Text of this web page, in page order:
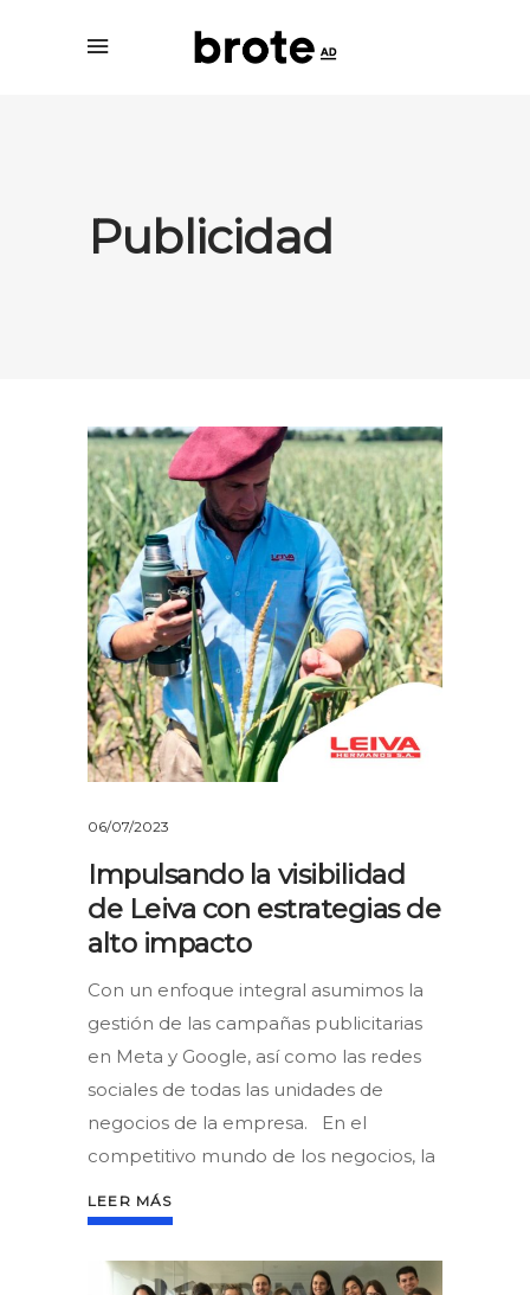
Publicidad
06/07/2023
Impulsando la visibilidad
de Leiva con estrategias de
alto impacto
Con un enfoque integral asumimos la
gestión de las campañas publicitarias
en Meta y Google, así como las redes
sociales de todas las unidades de
negocios de la empresa. En el
competitivo mundo de los negocios, la
LEER MÁS